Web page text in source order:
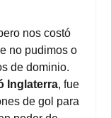
nos costó
no pudimos o
de dominio.
Inglaterra, fue
de gol para